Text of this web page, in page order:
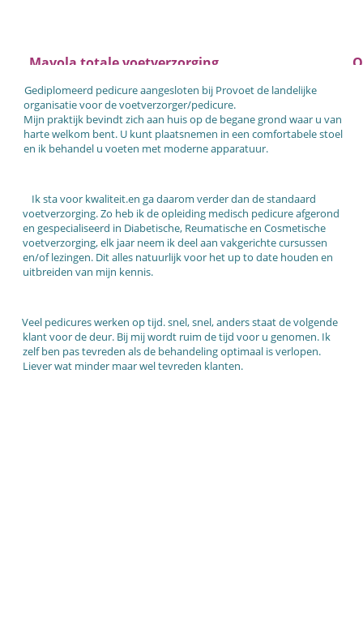
Gediplomeerd pedicure aangesloten bij Provoet de landelijke
organisatie voor de voetverzorger/pedicure.
Mijn praktijk bevindt zich aan huis op de begane grond waar u van
harte welkom bent. U kunt plaatsnemen in een comfortabele stoel
en ik behandel u voeten met moderne apparatuur.
Ik sta voorkwaliteit.en ga daarom verder dan de standaard
voetverzorging. Zo heb ik de opleiding medisch pedicure afgerond
en gespecialiseerd in Diabetische, Reumatische en Cosmetische
voetverzorging, elk jaar neem ik deel aan vakgerichte cursussen
en/of lezingen. Dit alles natuurlijk voor het up to date houden en
uitbreiden van mijn kennis.
Veel pedicures werken op tijd. snel, snel, anders staat de volgende
klant voor de deur. Bij mij wordt ruim de tijd voor u genomen. Ik
zelf ben pas tevreden als de behandeling optimaal is verlopen.
Liever wat minder maar wel tevreden klanten.
Mavola totale voetverzorging